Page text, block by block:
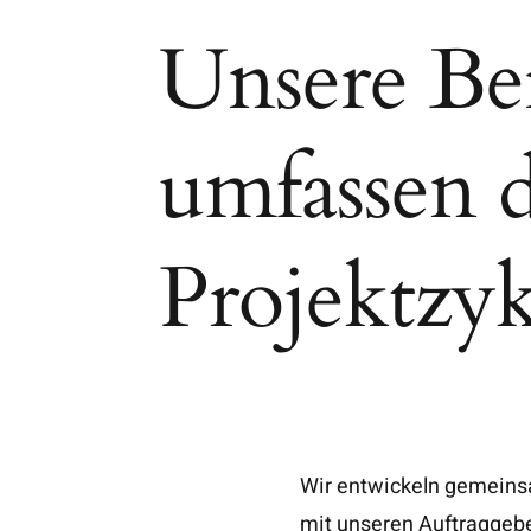
Unsere
umfassen
Wir entwickeln
mit unseren
eine Balance